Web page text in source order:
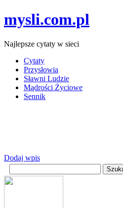
mysli.com.pl
Najlepsze cytaty w sieci
Cytaty
Przysłowia
Sławni Ludzie
Mądrości Życiowe
Sennik
Dodaj wpis